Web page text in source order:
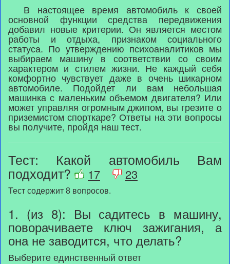
В настоящее время автомобиль к своей
основной функции средства передвижения
добавил новые критерии. Он является местом
работы и отдыха, признаком социального
статуса. По утверждению психоаналитиков мы
выбираем машину в соответствии со своим
характером и стилем жизни. Не каждый себя
комфортно чувствует даже в очень шикарном
автомобиле. Подойдет ли вам небольшая
машинка с маленьким объемом двигателя? Или
может управляя огромным джипом, вы грезите о
приземистом спорткаре? Ответы на эти вопросы
вы получите, пройдя наш тест.
Тест: Какой автомобиль Вам
подходит? 17 23
Тест содержит 8 вопросов.
1. (из 8): Вы садитесь в машину,
поворачиваете ключ зажигания, а
она не заводится, что делать?
Выберите единственный ответ